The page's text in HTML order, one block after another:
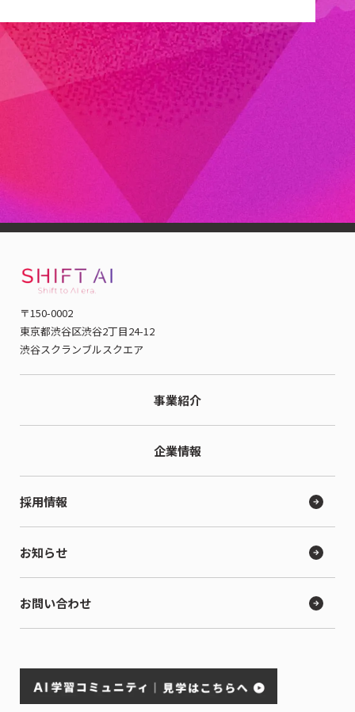
当社代表の木内は、「一般社団法人生成AI活用普及協会
（GUGA）」の協議員を務めています。
実装を通じて産業の再構築を目指す、国内有数の生成AIプラッ
トフォームとして活動しています。
〒150-0002
東京都渋谷区渋谷2丁目24-12
渋谷スクランブルスクエア
事業紹介
企業情報
採用情報
お知らせ
お問い合わせ